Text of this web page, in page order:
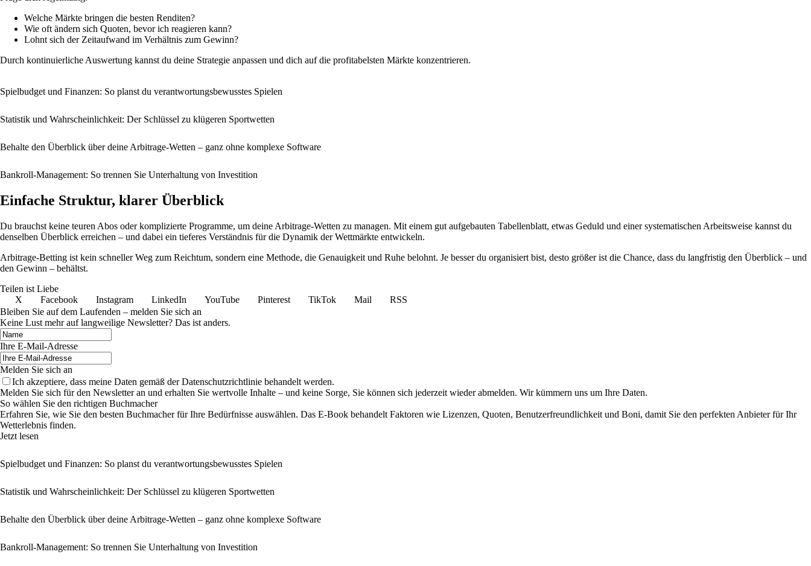
Welche Märkte bringen die besten Renditen?
Wie oft ändern sich Quoten, bevor ich reagieren kann?
Lohnt sich der Zeitaufwand im Verhältnis zum Gewinn?
Durch kontinuierliche Auswertung kannst du deine Strategie anpassen und dich auf die profitabelsten Märkte konzentrieren.
Spielbudget und Finanzen: So planst du verantwortungsbewusstes Spielen
Statistik und Wahrscheinlichkeit: Der Schlüssel zu klügeren Sportwetten
Behalte den Überblick über deine Arbitrage-Wetten – ganz ohne komplexe Software
Bankroll-Management: So trennen Sie Unterhaltung von Investition
Einfache Struktur, klarer Überblick
Du brauchst keine teuren Abos oder komplizierte Programme, um deine Arbitrage-Wetten zu managen. Mit einem gut aufgebauten Tabellenblatt, etwas Geduld und einer systematischen Arbeitsweise kannst du
denselben Überblick erreichen – und dabei ein tieferes Verständnis für die Dynamik der Wettmärkte entwickeln.
Arbitrage-Betting ist kein schneller Weg zum Reichtum, sondern eine Methode, die Genauigkeit und Ruhe belohnt. Je besser du organisiert bist, desto größer ist die Chance, dass du langfristig den Überblick – und
den Gewinn – behältst.
Teilen ist Liebe
X
Facebook Instagram LinkedIn YouTube Pinterest TikTok Mail
RSS
Bleiben Sie auf dem Laufenden – melden Sie sich an
Keine Lust mehr auf langweilige Newsletter? Das ist anders.
Ihre E-Mail-Adresse
Melden Sie sich an
Ich akzeptiere, dass meine Daten gemäß der Datenschutzrichtlinie behandelt werden.
Melden Sie sich für den Newsletter an und erhalten Sie wertvolle Inhalte – und keine Sorge, Sie können sich jederzeit wieder abmelden. Wir kümmern uns um Ihre Daten.
So wählen Sie den richtigen Buchmacher
Erfahren Sie, wie Sie den besten Buchmacher für Ihre Bedürfnisse auswählen. Das E-Book behandelt Faktoren wie Lizenzen, Quoten, Benutzerfreundlichkeit und Boni, damit Sie den perfekten Anbieter für Ihr
Wetterlebnis finden.
Jetzt lesen
Spielbudget und Finanzen: So planst du verantwortungsbewusstes Spielen
Statistik und Wahrscheinlichkeit: Der Schlüssel zu klügeren Sportwetten
Behalte den Überblick über deine Arbitrage-Wetten – ganz ohne komplexe Software
Bankroll-Management: So trennen Sie Unterhaltung von Investition